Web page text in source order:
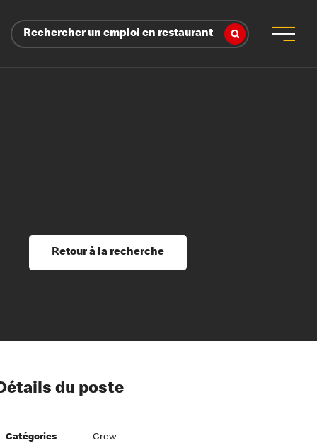
Rechercher un emploi en restaurant
et perfectionnement
du savoir
à l’égard de nos employés
directeurs
équité et inclusion
Retour à la recherche
du poste
Catégories Crew